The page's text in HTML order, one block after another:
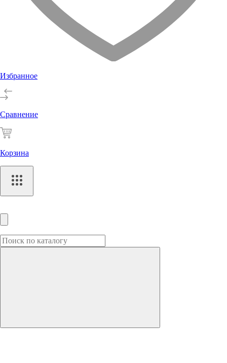
Избранное
Сравнение
Корзина